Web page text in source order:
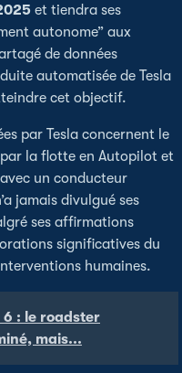
et tiendra ses
autonome” aux
de données
automatisée de Tesla
cet objectif.
par Tesla concernent le
la flotte en Autopilot et
un conducteur
jamais divulgué ses
ses affirmations
significatives du
humaines.
6 : le roadster
mais...